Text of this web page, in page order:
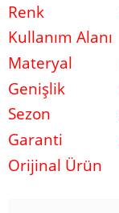
Renk
Kullanım Alanı
Materyal
Genişlik
Sezon
Garanti
Orijinal Ürün